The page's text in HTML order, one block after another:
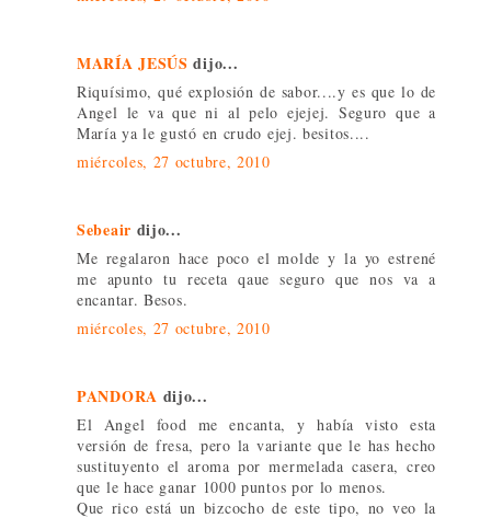
MARÍA JESÚS dijo...
Riquísimo, qué explosión de sabor....y es que lo de
Angel le va que ni al pelo ejejej. Seguro que a
María ya le gustó en crudo ejej. besitos....
miércoles, 27 octubre, 2010
Sebeair dijo...
Me regalaron hace poco el molde y la yo estrené
me apunto tu receta qaue seguro que nos va a
encantar. Besos.
miércoles, 27 octubre, 2010
PANDORA dijo...
El Angel food me encanta, y había visto esta
versión de fresa, pero la variante que le has hecho
sustituyento el aroma por mermelada casera, creo
que le hace ganar 1000 puntos por lo menos.
Que rico está un bizcocho de este tipo, no veo la